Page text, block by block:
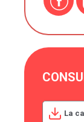
La